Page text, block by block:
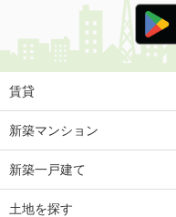
賃貸
新築マンション
新築一戸建て
土地を探す